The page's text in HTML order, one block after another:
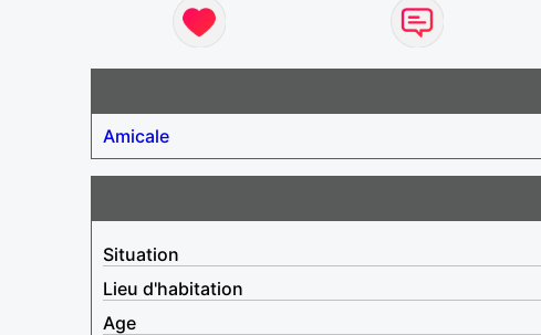
Amicale
Situation
Lieu d'habitation
Age